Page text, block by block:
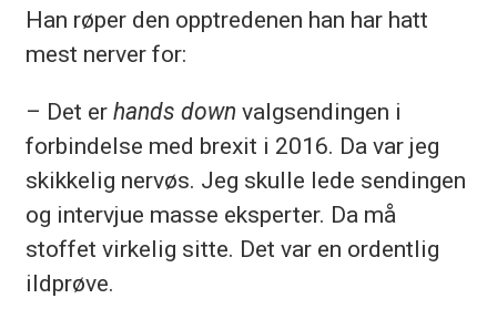
Han røper den opptredenen han har hatt
mest nerver for:
– Det er hands down valgsendingen i
forbindelse med brexit i 2016. Da var jeg
skikkelig nervøs. Jeg skulle lede sendingen
og intervjue masse eksperter. Da må
stoffet virkelig sitte. Det var en ordentlig
ildprøve.